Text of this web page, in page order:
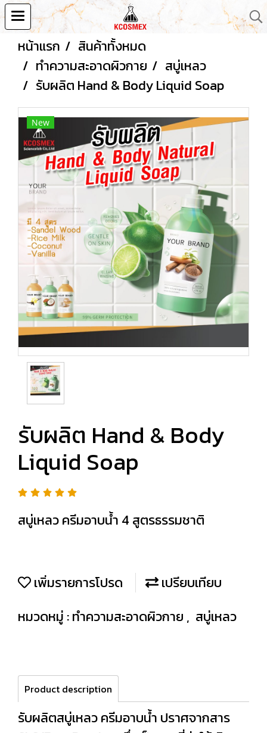
หน้าแรก
สินค้าทั้งหมด
ทำความสะอาดผิวกาย
สบู่เหลว
รับผลิต Hand & Body Liquid Soap
New
รับผลิต Hand & Body
Liquid Soap
สบู่เหลว ครีมอาบน้ำ 4 สูตรธรรมชาติ
เพิ่มรายการโปรด
เปรียบเทียบ
หมวดหมู่ :ทำความสะอาดผิวกาย , สบู่เหลว
Product description
รับผลิตสบู่เหลว ครีมอาบน้ำ ปราศจากสาร